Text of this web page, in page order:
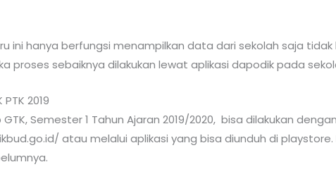
ini hanya berfungsi menampilkan data dari sekolah saja
proses sebaiknya dilakukan lewat aplikasi dapodik pada
2019
Semester 1 Tahun Ajaran 2019/2020, bisa dilakukan
atau melalui aplikasi yang bisa diunduh di